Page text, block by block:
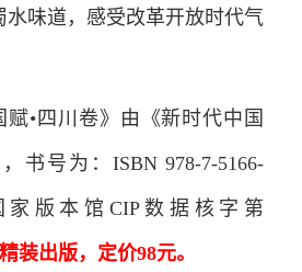
水味道，感受改革开放时代气
赋•四川卷》由《新时代中国
书号为：ISBN 978-7-5166-
家版本馆CIP数据核字第
精装出版，定价98元。